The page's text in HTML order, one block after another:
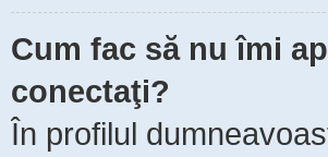
Cum fac să nu îmi
conectaţi?
În profilul